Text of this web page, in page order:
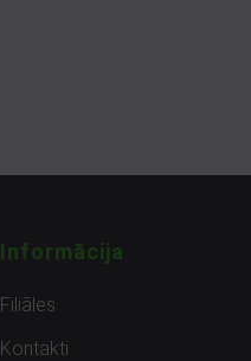
Informācija
Filiāles
Kontakti